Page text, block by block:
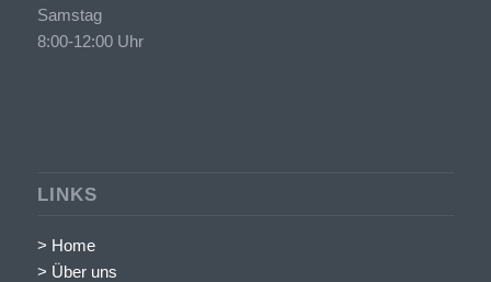
Samstag
8:00-12:00 Uhr
LINKS
> Home
> Über uns